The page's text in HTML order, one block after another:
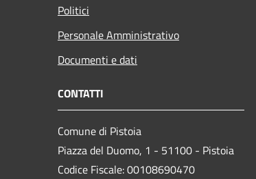
Politici
Personale Amministrativo
Documenti e dati
CONTATTI
Comune di Pistoia
Piazza del Duomo, 1 - 51100 - Pistoia
Codice Fiscale: 00108690470